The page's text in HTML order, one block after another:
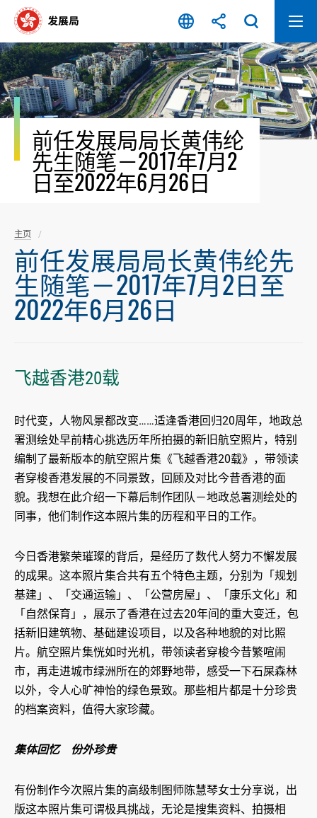
容
开
始
前任发展局局长黄伟纶
先生随笔－2017年7月2
日至2022年6月26日
主页
前任发展局局长黄伟纶先
生随笔－2017年7月2日至
2022年6月26日
飞越香港20载
时代变，人物风景都改变……适逢香港回归20周年，地政总
署测绘处早前精心挑选历年所拍摄的新旧航空照片，特别
编制了最新版本的航空照片集《飞越香港20载》，带领读
者穿梭香港发展的不同景致，回顾及对比今昔香港的面
貌。我想在此介绍一下幕后制作团队－地政总署测绘处的
同事，他们制作这本照片集的历程和平日的工作。
今日香港繁荣璀璨的背后，是经历了数代人努力不懈发展
的成果。这本照片集合共有五个特色主题，分别为「规划
基建」、「交通运输」、「公营房屋」、「康乐文化」和
「自然保育」，展示了香港在过去20年间的重大变迁，包
括新旧建筑物、基础建设项目，以及各种地貌的对比照
片。航空照片集恍如时光机，带领读者穿梭今昔繁喧闹
市，再走进城市绿洲所在的郊野地带，感受一下石屎森林
以外，令人心旷神怡的绿色景致。那些相片都是十分珍贵
的档案资料，值得大家珍藏。
集体回忆 份外珍贵
有份制作今次照片集的高级制图师陈慧琴女士分享说，出
版这本照片集可谓极具挑战，无论是搜集资料、拍摄相